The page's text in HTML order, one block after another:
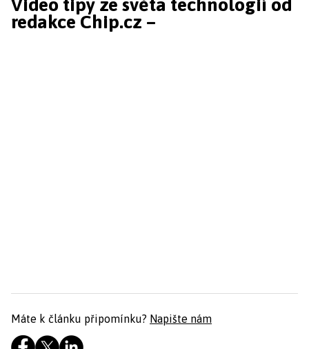
Video tipy ze světa technologií od
redakce Chip.cz –
Máte k článku připomínku? Napište nám